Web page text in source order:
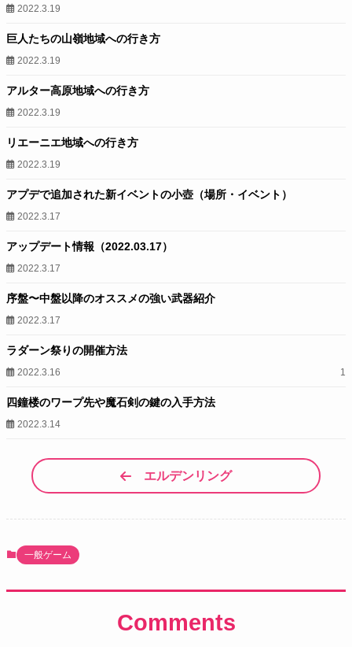
2022.3.19
巨人たちの山嶺地域への行き方
2022.3.19
アルター高原地域への行き方
2022.3.19
リエーニエ地域への行き方
2022.3.19
アプデで追加された新イベントの小壺（場所・イベント）
2022.3.17
アップデート情報（2022.03.17）
2022.3.17
序盤〜中盤以降のオススメの強い武器紹介
2022.3.17
ラダーン祭りの開催方法
2022.3.16 1
四鐘楼のワープ先や魔石剣の鍵の入手方法
2022.3.14
エルデンリング
一般ゲーム
Comments